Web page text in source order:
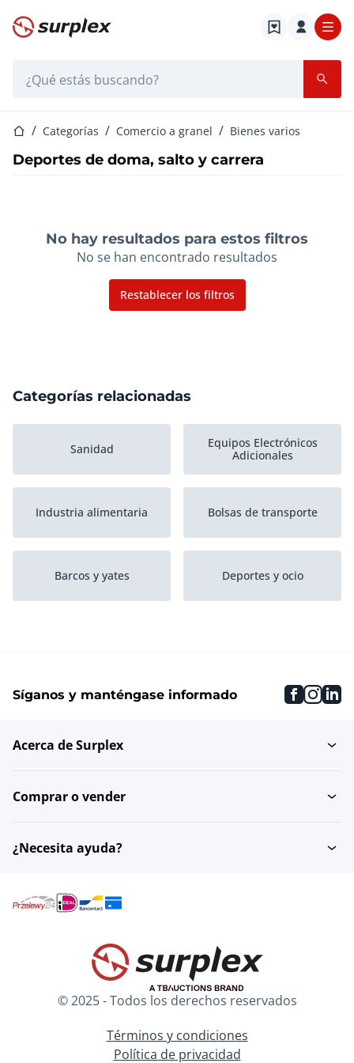
Página de inicio
Página de inicio
Categorías Comercio a granel Bienes varios
Deportes de doma, salto y carrera
No hay resultados para estos filtros
No se han encontrado resultados
Restablecer los filtros
Categorías relacionadas
Sanidad
Equipos Electrónicos
Adicionales
Industria alimentaria Bolsas de transporte
Barcos y yates Deportes y ocio
Materiales contra
Instrumentos musicales
Desechables
Energía sostenible
Accesorios para
animales
Síganos y manténgase informado
Acerca de Surplex
Comprar o vender
¿Necesita ayuda?
© 2025 - Todos los derechos reservados
Términos y condiciones
Política de privacidad